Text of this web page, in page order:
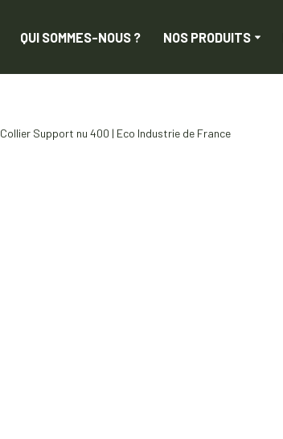
QUI SOMMES-NOUS ? NOS PRODUITS
Collier Support nu 400 | Eco Industrie de France